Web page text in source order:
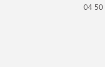
04